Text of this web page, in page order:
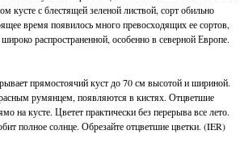
кусте с блестящей зеленой листвой, сорт обильно
время появилось много превосходящих ее сортов,
распространенной, особенно в северной Европе.
прямостоячий куст до 70 см высотой и шириной.
румянцем, появляются в кистях. Отцветшие
на кусте. Цветет практически без перерыва все лето.
полное солнце. Обрезайте отцветшие цветки. (IER)